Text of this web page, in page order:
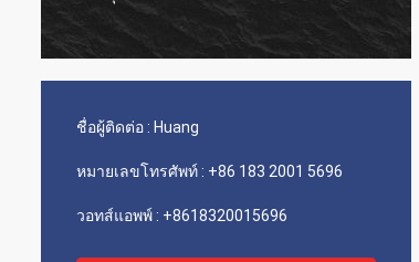
ชื่อผู้ติดต่อ : Huang
หมายเลขโทรศัพท์ : +86 183 2001 5696
วอทส์แอพพ์ : +8618320015696